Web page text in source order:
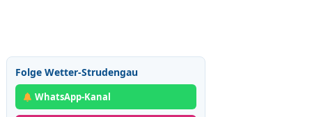
Folge Wetter-Strudengau
WhatsApp-Kanal